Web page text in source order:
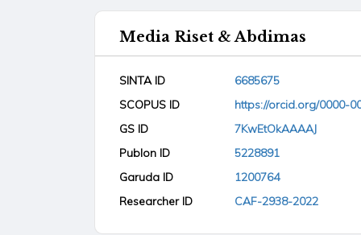
Media Riset & Abdimas
SINTA ID
6685675
SCOPUS ID
https://orcid.org/0000-
GS ID
7KwEtOkAAAAJ
Publon ID
5228891
Garuda ID
1200764
Researcher ID
CAF-2938-2022